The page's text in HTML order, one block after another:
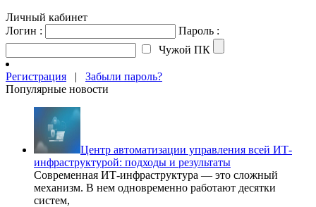
Личный кабинет
Логин :
Пароль :
Чужой ПК
Регистрация | Забыли пароль?
Популярные новости
Центр автоматизации управления всей ИТ-
инфраструктурой: подходы и результаты
Современная ИТ-инфраструктура — это сложный
механизм. В нем одновременно работают десятки
систем,